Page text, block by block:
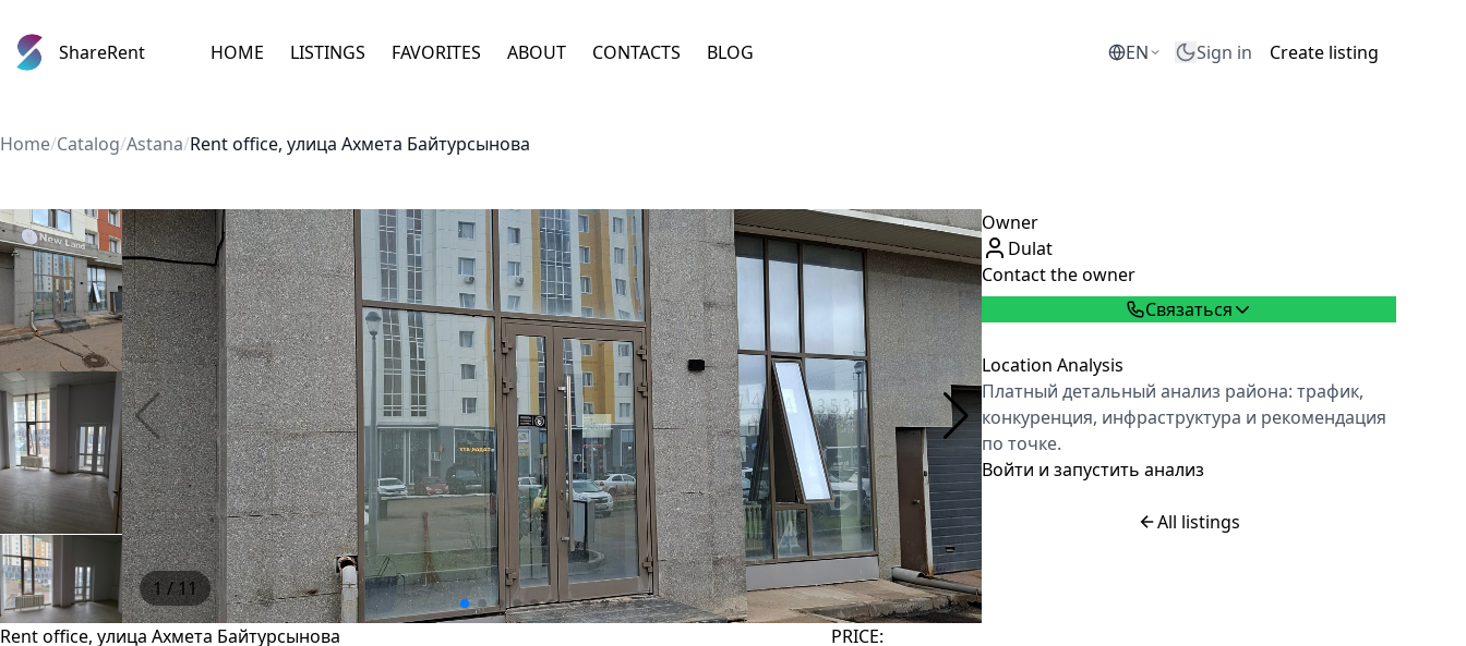
ShareRent HOME LISTINGS FAVORITES ABOUT CONTACTS BLOG EN Sign in Create listing
Home/Catalog/Astana/Rent office, улица Ахмета Байтурсынова
1/ 11
Rent office, улица Ахмета Байтурсынова
PRICE:
Owner
Dulat
Contact the owner
Связаться
Location Analysis
Платный детальный анализ района: трафик,
конкуренция, инфраструктура и рекомендация
по точке.
Войти и запустить анализ
All listings